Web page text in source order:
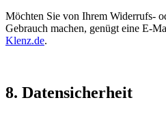
Möchten Sie von Ihrem Widerrufs-
Gebrauch machen, genügt eine E-
Klenz.de.
8. Datensicherheit